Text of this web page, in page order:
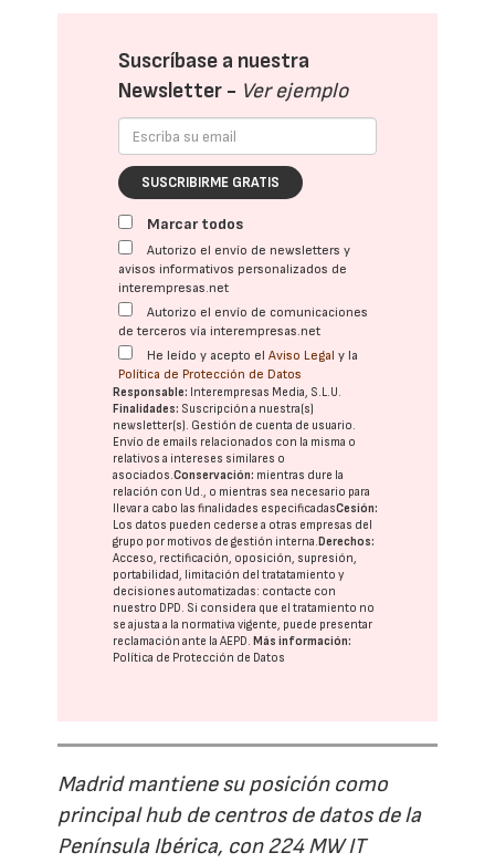
Suscríbase a nuestra
Newsletter - Ver ejemplo
SUSCRIBIRME GRATIS
Marcar todos
Autorizo el envío de newsletters y
avisos informativos personalizados de
interempresas.net
Autorizo el envío de comunicaciones
de terceros vía interempresas.net
He leído y acepto elAviso Legal y la
Política de Protección de Datos
Responsable: Interempresas Media, S.L.U.
Finalidades: Suscripción a nuestra(s)
newsletter(s). Gestión de cuenta de usuario.
Envío de emails relacionados con la misma o
relativos a intereses similares o
asociados.Conservación: mientras dure la
relación con Ud., o mientras sea necesario para
llevar a cabo las finalidades especificadasCesión:
Los datos pueden cederse a otras empresas del
grupo por motivos de gestión interna. Derechos:
Acceso, rectificación, oposición, supresión,
portabilidad, limitación del tratatamiento y
decisiones automatizadas: contacte con
nuestro DPD. Si considera que el tratamiento no
se ajusta a la normativa vigente, puede presentar
reclamación ante laAEPD. Más información:
Política de Protección de Datos
Madrid mantiene su posición como
principal hub de centros de datos de la
Península Ibérica, con 224 MW IT